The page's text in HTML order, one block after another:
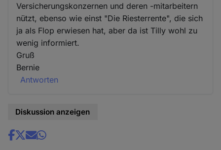
Versicherungskonzernen und deren -mitarbeitern
nützt, ebenso wie einst "Die Riesterrente", die sich
ja als Flop erwiesen hat, aber da ist Tilly wohl zu
wenig informiert.
Gruß
Bernie
Antworten
Diskussion anzeigen
Share